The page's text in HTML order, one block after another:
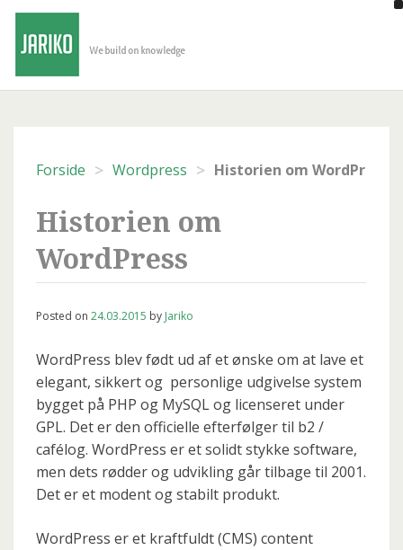
Skip
content
Forside > Wordpress > Historien om WordPress
Historien om
WordPress
Posted on 24.03.2015 by Jariko
WordPress blev født ud afet ønske om at lave et
elegant, sikkert og personlige udgivelse system
bygget på PHP og MySQLog licenseret under
GPL. Deter den officielle efterfølger til b2 /
cafélog. WordPress eret solidt stykke software,
men dets rødder og udvikling går tilbage til 2001.
Det eret modentogstabilt produkt.
WordPress er et kraftfuldt(CMS) content